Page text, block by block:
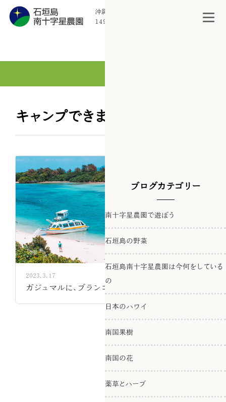
沖縄県石垣市宮良
1494-93
キャンプできます
2023.3.17
ガジュマルに、ブランコ、ハンモックを吊るす
ブログカテゴリー
南十字星農園で遊ぼう
石垣島の野菜
石垣島南十字星農園は今何をしている
の
日本のハワイ
南国果樹
南国の花
薬草とハーブ